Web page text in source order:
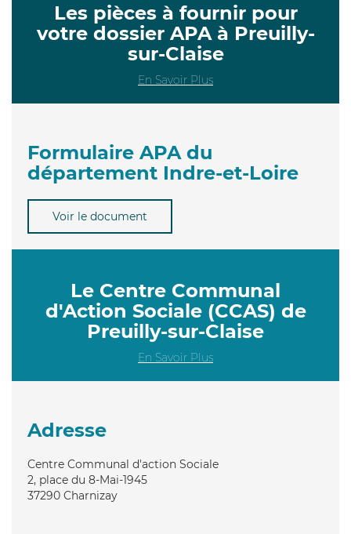
Les pièces à fournir pour
votre dossier APA à Preuilly-
sur-Claise
En Savoir Plus
Formulaire APA du
département Indre-et-Loire
Voir le document
Le Centre Communal
d'Action Sociale (CCAS) de
Preuilly-sur-Claise
En Savoir Plus
Adresse
Centre Communal d'action Sociale
2, place du 8-Mai-1945
37290 Charnizay